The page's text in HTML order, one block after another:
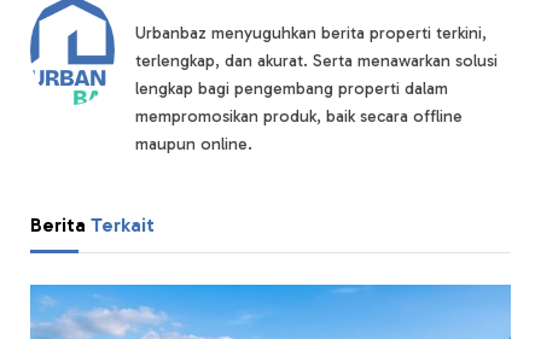
Urbanbaz menyuguhkan berita properti terkini,
terlengkap, dan akurat. Serta menawarkan solusi
lengkap bagi pengembang properti dalam
mempromosikan produk, baik secara offline
maupun online.
Berita Terkait